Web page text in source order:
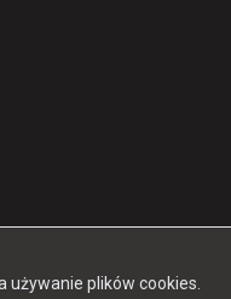
Copyright 2026 Muzeum
plików cookies.